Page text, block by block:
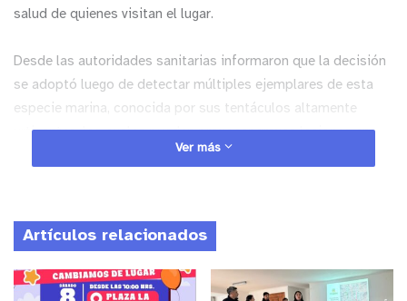
salud de quienes visitan el lugar.
Desde las autoridades sanitarias informaron que la decisión
se adoptó luego de detectar múltiples ejemplares de esta
especie marina, conocida por sus tentáculos altamente
urticantes, los cuales pueden provocar graves lesiones en
las instrucciones del personal de seguridad, recalcando que
el cierre se mantendrá vigente mientras persista la presencia
de la fragata portuguesa en la zona.
Ver más
Artículos relacionados